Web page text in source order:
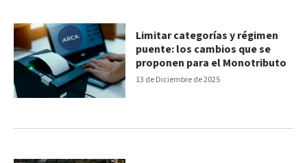
13 de Diciembre de 2025
Limitar categorías y régimen
puente: los cambios que se
proponen para el Monotributo